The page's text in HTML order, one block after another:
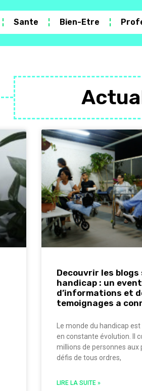
Sante Bien-Etre
Decouvrir les blogs
handicap : un
d’informations et
temoignages a
Le monde du handicap
en constante évolution. Il
millions de personnes aux
défis de tous ordres,
LIRE LA SUITE »